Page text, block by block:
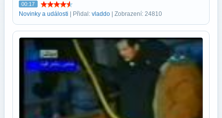
00:17
Novinky a události | Přidal: vladdo | Zobrazení: 24810